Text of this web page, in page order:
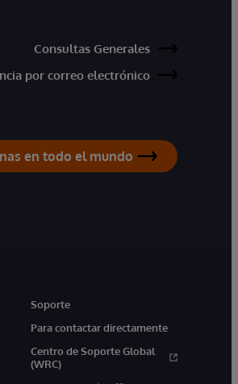
Consultas Generales
por correo electrónico
en todo el mundo
Soporte
Para contactar directamente
Centro de Soporte Global
(WRC)